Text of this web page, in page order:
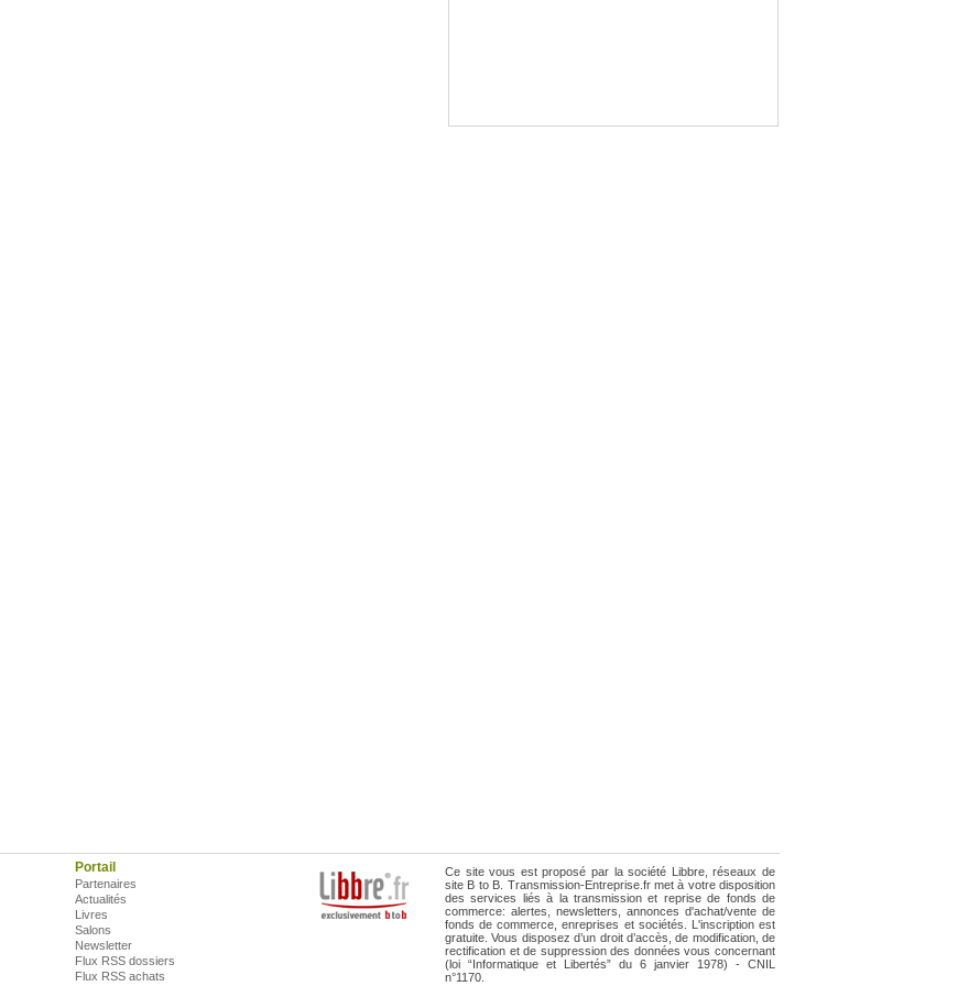
Portail
Partenaires
Actualités
Livres
Salons
Newsletter
Flux RSS dossiers
Flux RSS achats
Ce site vous est proposé par la société Libbre, réseaux de
site B to B. Transmission-Entreprise.fr met à votre disposition
des services liés à la transmission et reprise de fonds de
commerce: alertes, newsletters, annonces d'achat/vente de
fonds de commerce, enreprises et sociétés. L'inscription est
gratuite. Vous disposez d’un droit d’accès, de modification, de
rectification et de suppression des données vous concernant
(loi “Informatique et Libertés” du 6 janvier 1978) - CNIL
n°1170.